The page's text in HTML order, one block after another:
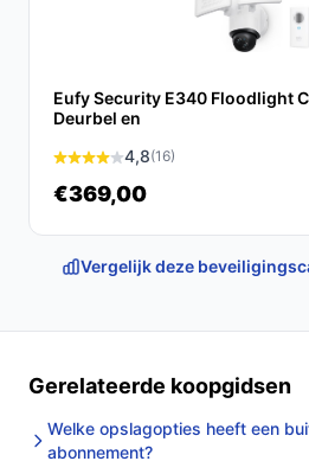
Eufy Security E340 Floodlight
Deurbel en
4,8(16)
€369,00
Vergelijk deze
Gerelateerde koopgidsen
Welke opslagopties heeft een
abonnement?